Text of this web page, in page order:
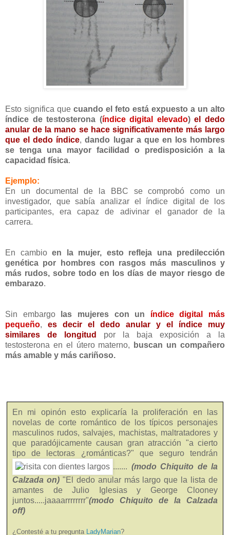
Esto significa que cuando el feto está expuesto a un alto
índice de testosterona (índice digital elevado) eldedo
anular de la mano se hace significativamente más largo
que el dedo índice,dando lugar a que en los hombres
se tenga una mayor facilidad o predisposición a la
capacidad física.
Ejemplo:
En un documental de la BBC se comprobó como un
investigador, que sabía analizar el índice digital de los
participantes, era capaz de adivinar el ganador de la
carrera.
En cambio en la mujer, esto refleja una predilección
genética por hombres con rasgos más masculinos y
más rudos, sobre todo en los días de mayor riesgo de
embarazo.
Sin embargo las mujerescon un
índice digital más
pequeño,
es decir el dedo anular y el índice muy
similares de longitud
por la baja exposición a la
testosterona en el útero materno,
buscan un compañero
más amable y más cariñoso.
En mi opinón esto explicaría la proliferación en las
novelas de corte romántico de los típicos personajes
masculinos rudos, salvajes, machistas, maltratadores y
que paradójicamente causan gran atracción "a cierto
tipo de lectoras ¿románticas?" que seguro tendrán
....... (modo Chiquito de la
Calzada on)"El dedo anular más largo que la lista de
amantes de Julio Iglesias y George Clooney
juntos.....jaaaarrrrrrrr"(modo Chiquito de la Calzada
off)
¿Contesté a tu pregunta LadyMarian?